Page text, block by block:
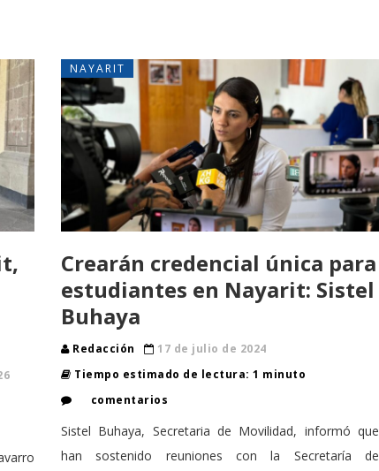
NAYARIT
Crearán credencial única para
estudiantes en Nayarit: Sistel
Buhaya
Redacción
17 de julio de 2024
Tiempo estimado de lectura: 1 minuto
comentarios
Sistel Buhaya, Secretaria de Movilidad, informó que
han sostenido reuniones con la Secretaría de